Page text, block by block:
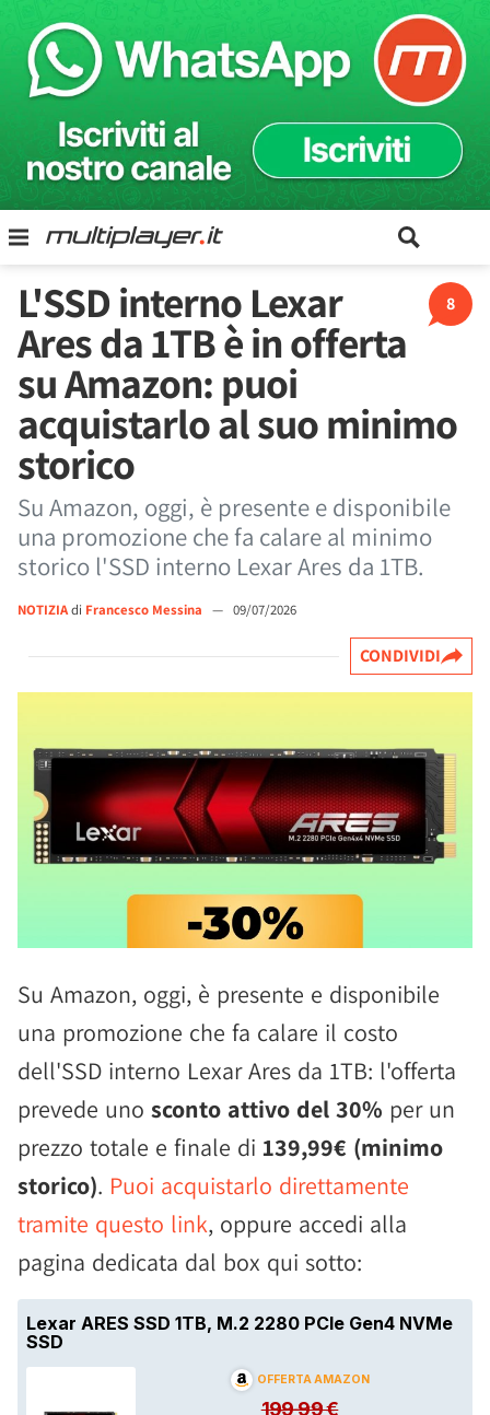
8
L'SSD interno Lexar
Ares da 1TB è in offerta
su Amazon: puoi
acquistarlo al suo minimo
storico
Su Amazon, oggi, è presente e disponibile
una promozione che fa calare al minimo
storico l'SSD interno Lexar Ares da 1TB.
NOTIZIAdi Francesco Messina — 09/07/2026
CONDIVIDI
Su Amazon, oggi, è presente e disponibile
una promozione che fa calare il costo
dell'SSD interno Lexar Ares da 1TB: l'offerta
prevede uno sconto attivo del 30% per un
prezzo totale e finale di 139,99€ (minimo
storico). Puoi acquistarlo direttamente
tramite questo link, oppure accedi alla
pagina dedicata dal box qui sotto: